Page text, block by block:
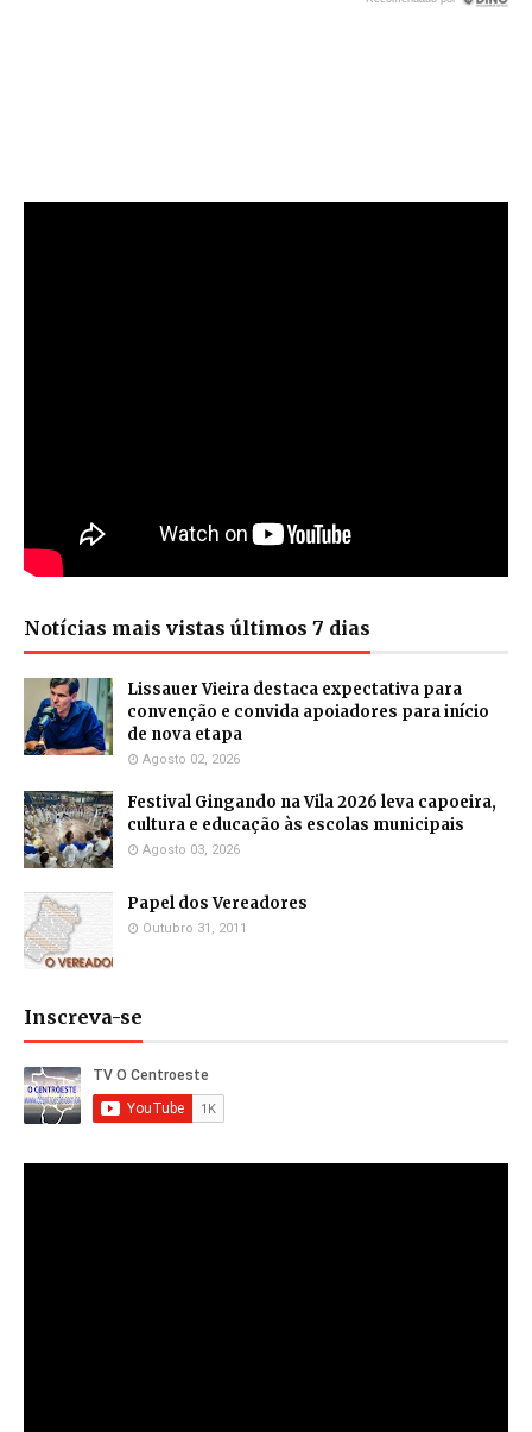
Notícias mais vistas últimos 7 dias
Lissauer Vieira destaca expectativa para
convenção e convida apoiadores para início
de nova etapa
Agosto 02, 2026
Festival Gingando na Vila 2026 leva capoeira,
cultura e educação às escolas municipais
Agosto 03, 2026
Papel dos Vereadores
Outubro 31, 2011
Inscreva-se